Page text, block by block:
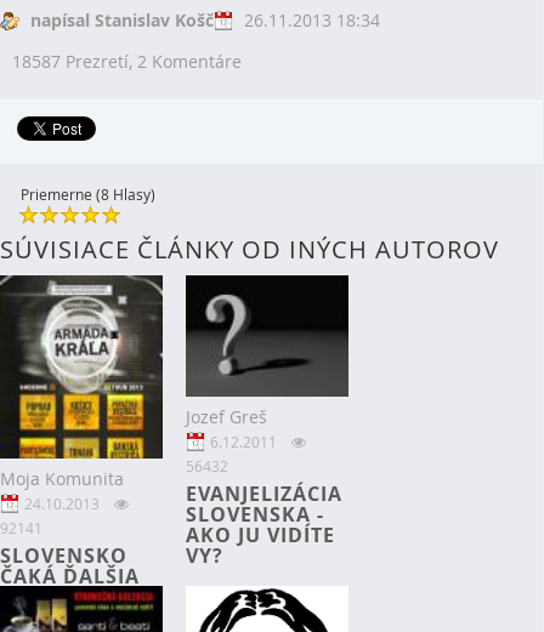
napísal Stanislav Košč
26.11.2013 18:34
18587 Prezretí, 2 Komentáre
Priemerne (8 Hlasy)
SÚVISIACE ČLÁNKY OD INÝCH AUTOROV
Moja Komunita
24.10.2013
92141
SLOVENSKO
ČAKÁ ĎALŠIA
VLNA
EVANJELIZÁCIE
Jozef Greš
6.12.2011
56432
EVANJELIZÁCIA
SLOVENSKA -
AKO JU VIDÍTE
VY?